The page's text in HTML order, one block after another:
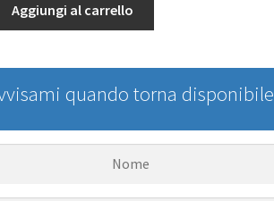
Aggiungi al carrello
quando torna disponibile